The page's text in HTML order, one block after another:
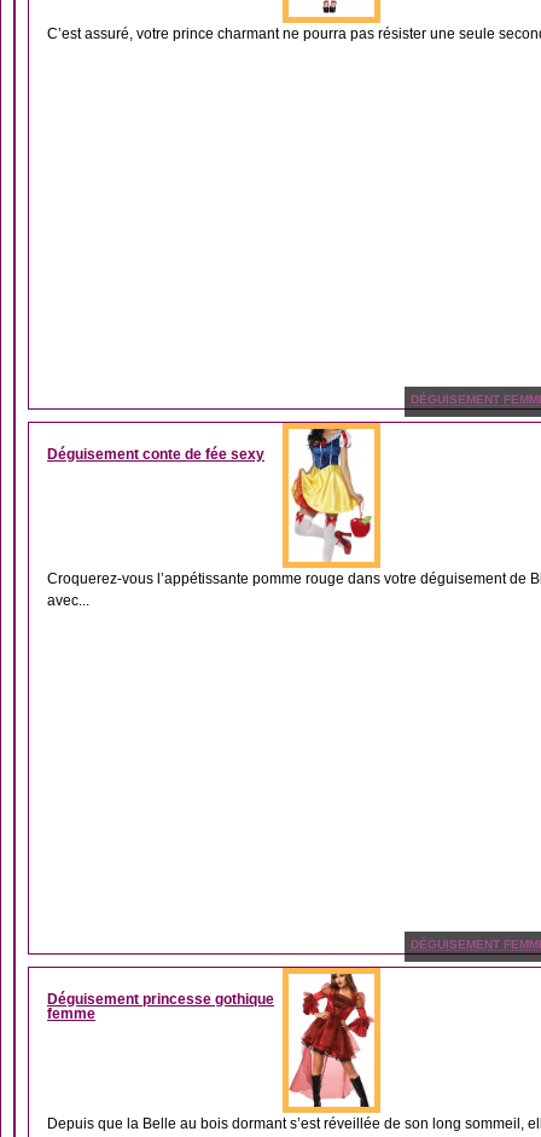
C’est assuré, votre prince charmant ne pourra pas résister une seule
DÉGUISEMENT
Déguisement conte de fée sexy
Croquerez-vous l’appétissante pomme rouge dans votre déguisement de
avec...
DÉGUISEMENT
Déguisement princesse gothique
femme
Depuis que la Belle au bois dormant s’est réveillée de son long sommeil,